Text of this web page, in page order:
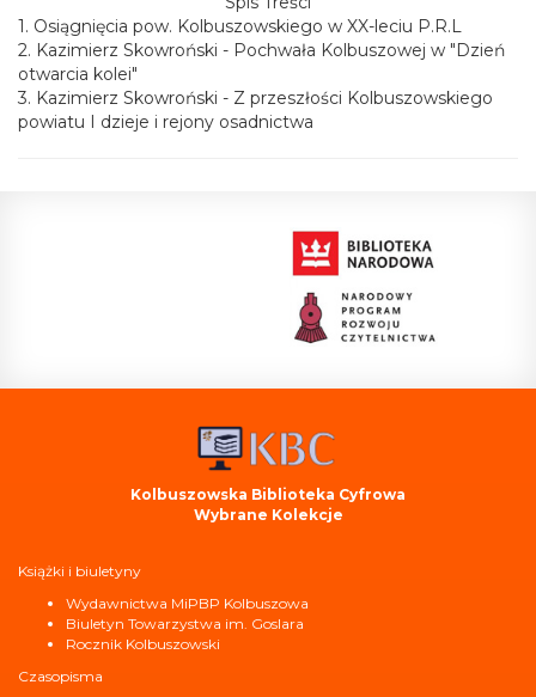
1. Osiągnięcia pow. Kolbuszowskiego w XX-leciu P.R.L
2. Kazimierz Skowroński - Pochwała Kolbuszowej w "Dzień
otwarcia kolei"
3. Kazimierz Skowroński - Z przeszłości Kolbuszowskiego
powiatu I dzieje i rejony osadnictwa
Kolbuszowska Biblioteka Cyfrowa
Wybrane Kolekcje
Książki i biuletyny
Wydawnictwa MiPBP Kolbuszowa
Biuletyn Towarzystwa im. Goslara
Rocznik Kolbuszowski
Czasopisma